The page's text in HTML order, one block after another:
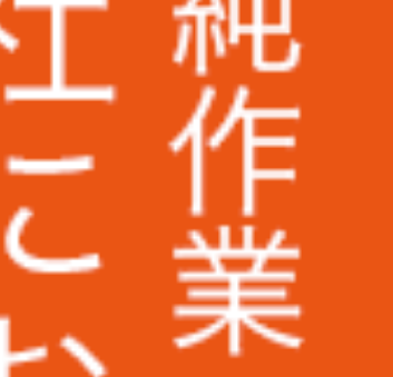
株式会社ピーエスシー様
ARIO株式会社様
AuB株式会社様
株式会社パトライト様